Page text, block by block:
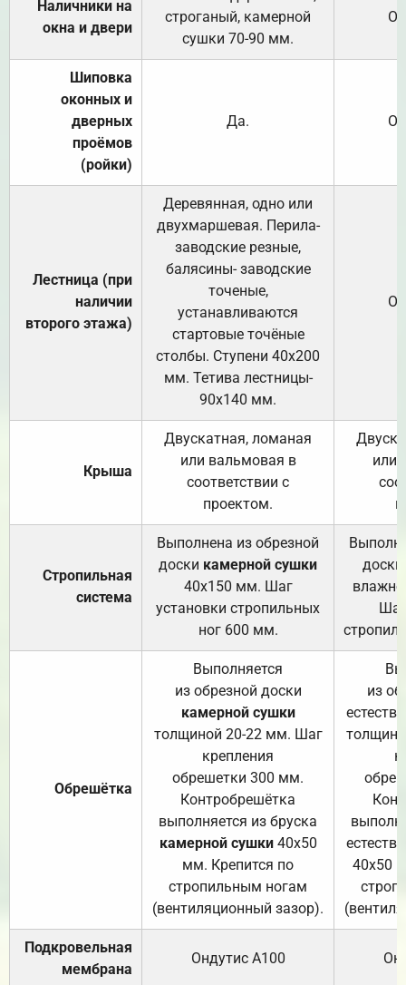
Наличники на
окна и двери
строганый, камерной
сушки 70-90 мм.
Шиповка
оконных и
дверных
проёмов
(ройки)
Да.
Лестница (при
наличии
второго этажа)
Деревянная, одно или
двухмаршевая. Перила-
заводские резные,
балясины- заводские
точеные,
устанавливаются
стартовые точёные
столбы. Ступени 40х200
мм. Тетива лестницы-
90х140 мм.
Крыша
Двускатная, ломаная
или вальмовая в
соответствии с
проектом.
или
Стропильная
система
Выполнена из обрезной
доски камерной сушки
40х150 мм. Шаг
установки стропильных
ног 600 мм.
доски
Обрешётка
Выполняется
из обрезной доски
камерной сушки
толщиной 20-22 мм. Шаг
крепления
обрешетки 300 мм.
Контробрешётка
выполняется из бруска
камерной сушки40х50
мм. Крепится по
стропильным ногам
(вентиляционный зазор).
из
40х50
Подкровельная
мембрана
Ондутис А100